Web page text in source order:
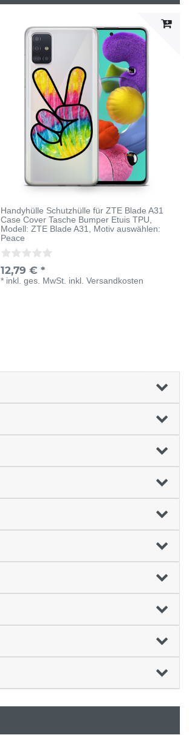
Handyhülle Schutzhülle für ZTE Blade A31
Case Cover Tasche Bumper Etuis TPU,
Modell: ZTE Blade A31, Motiv auswählen:
Peace
12,79 € *
* inkl. ges. MwSt. inkl.Versandkosten